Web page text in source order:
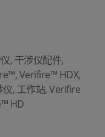
, 干涉仪配件,
Verifire™ HDX,
, 工作站, Verifire
HD